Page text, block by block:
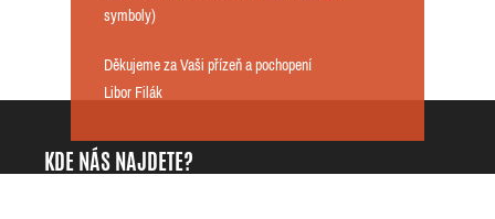
KDE NÁS NAJDETE?
symboly)
Děkujeme za Vaši přízeň a pochopení
Libor Filák